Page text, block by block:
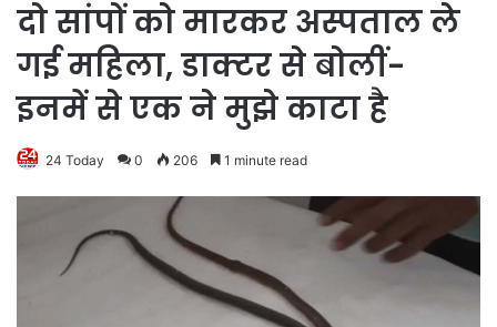
दो सांपों को मारकर अस्पताल ले
गई महिला, डाक्टर से बोलीं-
इनमें से एक ने मुझे काटा है
24 Today 0 206 1 minute read